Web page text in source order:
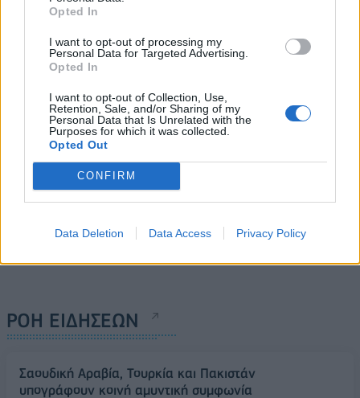
Opted In
I want to opt-out of processing my
Personal Data for Targeted Advertising.
Opted In
I want to opt-out of Collection, Use,
Retention, Sale, and/or Sharing of my
Personal Data that Is Unrelated with the
Purposes for which it was collected.
Opted Out
CONFIRM
Data Deletion Data Access Privacy Policy
αντιεξουσιαστών στο
Υπουργείο Εξωτερικών
δίκη για την υπόθεση
Γιακουμάκη
ΡΟΗ ΕΙΔΗΣΕΩΝ
Σαουδική Αραβία, Τουρκία και Πακιστάν
υπογράφουν κοινή αμυντική συμφωνία